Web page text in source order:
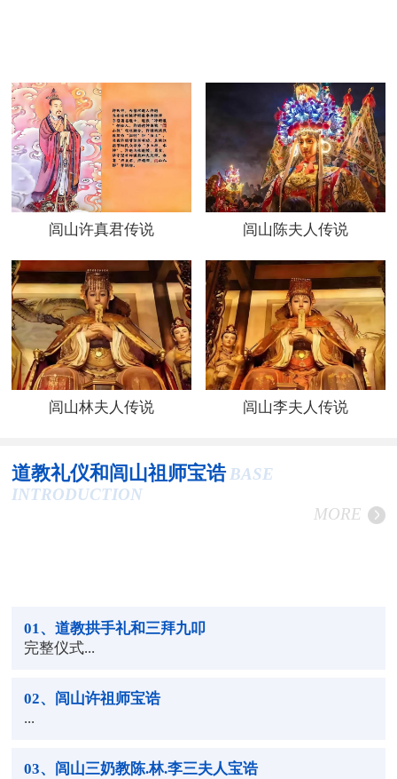
闾山许真君传说 闾山陈夫人传说
闾山林夫人传说 闾山李夫人传说
道教礼仪和闾山祖师宝诰 BASE
INTRODUCTION
MORE
01 、道教拱手礼和三拜九叩
完整仪式...
02、闾山许祖师宝诰
...
03、闾山三奶教陈.林.李三夫人宝诰